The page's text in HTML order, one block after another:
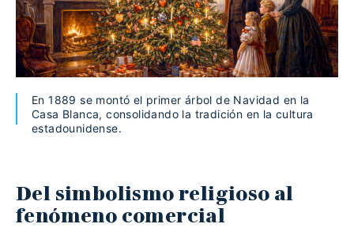
En 1889 se montó el primer árbol de Navidad en la
Casa Blanca, consolidando la tradición en la cultura
estadounidense.
Del simbolismo religioso al
fenómeno comercial